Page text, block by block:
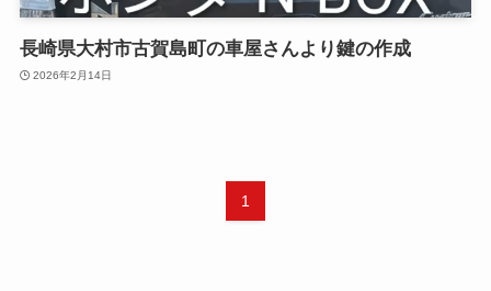
長崎県大村市古賀島町の車屋さんより鍵の作成
2026年2月14日
1